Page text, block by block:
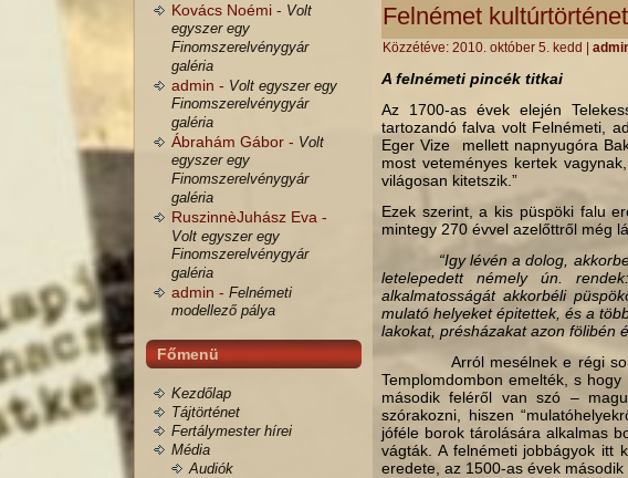
Kovács Noémi - Volt
egyszer egy
Finomszerelvénygyár
galéria
admin - Volt egyszer egy
Finomszerelvénygyár
galéria
Ábrahám Gábor - Volt
egyszer egy
Finomszerelvénygyár
galéria
RuszinnèJuhász Eva -
Volt egyszer egy
Finomszerelvénygyár
galéria
admin - Felnémeti
modellező pálya
Főmenü
Kezdőlap
Tájtörténet
Fertálymester hírei
Média
Audiók
Felnémet
Közzétéve: 2010. október 5. kedd
A felnémeti pincék titkai
Az 1700-as évek elején
tartozandó falva volt Felnémeti,
Eger Vize mellett napnyugóra
most veteményes kertek
világosan kitetszik.”
Ezek szerint, a kis püspöki falu
mintegy 270 évvel azelőttről még
“Igy lévén a dolog,
letelepedett némely ún.
alkalmatosságát akkorbéli
mulató helyeket épitettek, és a
lakokat, présházakat azon fölibén
Arról mesélnek e régi sorok,
Templomdombon emelték, s hogy
második feléről van szó –
szórakozni, hiszen
jóféle borok tárolására alkalmas
vágták. A felnémeti jobbágyok itt
eredete, az 1500-as évek második